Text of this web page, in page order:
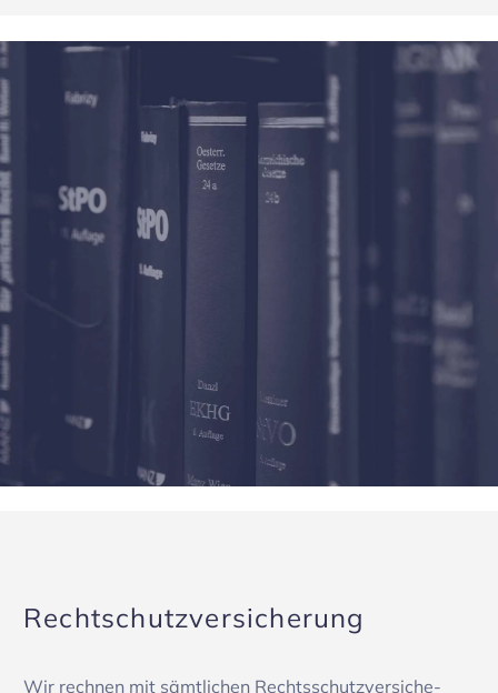
Recht­schutz­ver­si­che­rung
Wir rechnen mit sämt­li­chen Rechts­schutz­ver­si­che­